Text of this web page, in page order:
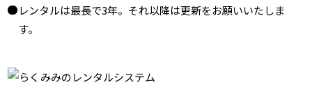
レンタルは最長で3年。それ以降は更新をお願いいたしま
す。